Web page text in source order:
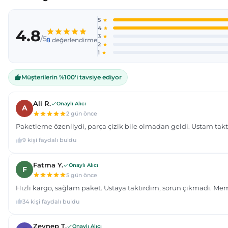
Ürün açıklamasında eksik bilgiler bulunuyor.
Ürün bilgilerinde hatalar bulunuyor.
Ürün fiyatı diğer sitelerden daha pahalı.
Bu ürüne benzer farklı alternatifler olmalı.